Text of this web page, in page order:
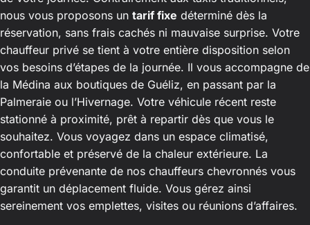
nous vous proposons un tarif fixe déterminé dès la
réservation, sans frais cachés ni mauvaise surprise. Votre
chauffeur privé se tient à votre entière disposition selon
vos besoins d’étapes de la journée. Il vous accompagne de
la Médina aux boutiques de Guéliz, en passant par la
Palmeraie ou l’Hivernage. Votre véhicule récent reste
stationné à proximité, prêt à repartir dès que vous le
souhaitez. Vous voyagez dans un espace climatisé,
confortable et préservé de la chaleur extérieure. La
conduite prévenante de nos chauffeurs chevronnés vous
garantit un déplacement fluide. Vous gérez ainsi
sereinement vos emplettes, visites ou réunions d’affaires.